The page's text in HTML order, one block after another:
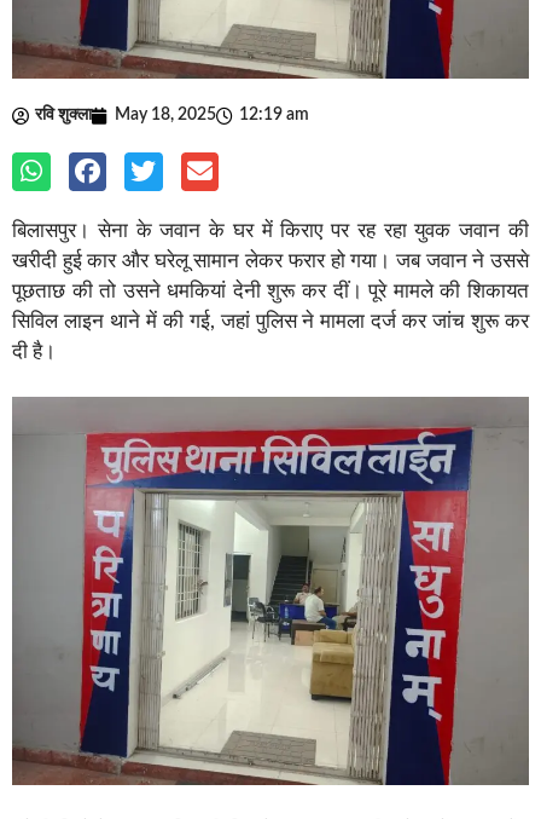
रवि शुक्ला May 18, 2025 12:19 am
बिलासपुर। सेना के जवान के घर में किराए पर रह रहा युवक जवान की
खरीदी हुई कार और घरेलू सामान लेकर फरार हो गया। जब जवान ने उससे
पूछताछ की तो उसने धमकियां देनी शुरू कर दीं। पूरे मामले की शिकायत
सिविल लाइन थाने में की गई, जहां पुलिस ने मामला दर्ज कर जांच शुरू कर
दी है।